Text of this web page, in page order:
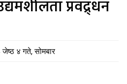
प्रवद्र्धन
४ गते, सोमबार